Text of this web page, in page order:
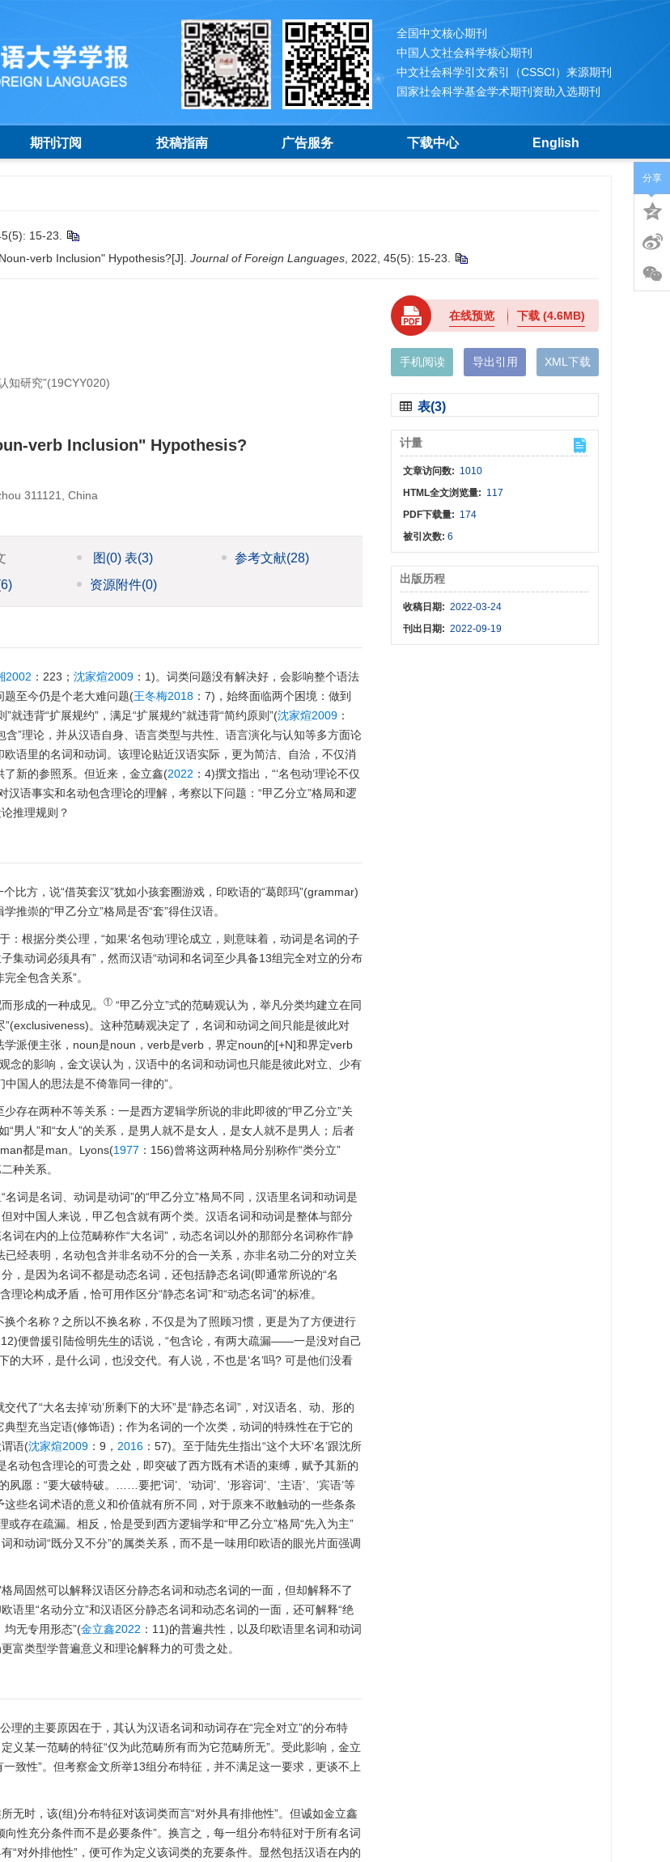
全国中文核心期刊
中国人文社会科学核心期刊
中文社会科学引文索引（CSSCI）来源期刊
国家社会科学基金学术期刊资助入选期刊
期刊订阅 投稿指南 广告服务 下载中心 English
15-23.
verb Inclusion" Hypothesis?[J]. Journal of Foreign Languages , 2022, 45(5): 15-23.
知研究”(19CYY020)
verb Inclusion" Hypothesis?
311121, China
图 (0) 表(3) 参考文献(28)
资源附件(0)
2002 ：223； 沈家煊2009 ：1)。词类问题没有解决好，会影响整个语法
题至今仍是个老大难问题(王冬梅2018 ：7)，始终面临两个困境：做到
就违背“扩展规约”，满足“扩展规约”就违背“简约原则”(沈家煊2009 ：
含”理论，并从汉语自身、语言类型与共性、语言演化与认知等多方面论
语里的名词和动词。该理论贴近汉语实际，更为简洁、自洽，不仅消
新的参照系。但近来，金立鑫(2022 ：4)撰文指出，“‘名包动’理论不仅
语事实和名动包含理论的理解，考察以下问题：“甲乙分立”格局和逻
推理规则？
个比方，说“借英套汉”犹如小孩套圈游戏，印欧语的“葛郎玛”(grammar)
崇的“甲乙分立”格局是否“套”得住汉语。
：根据分类公理，“如果‘名包动’理论成立，则意味着，动词是名词的子
集动词必须具有”，然而汉语“动词和名词至少具备13组完全对立的分布
全包含关系”。
形成的一种成见。 ① “甲乙分立”式的范畴观认为，举凡分类均建立在同
。这种范畴观决定了，名词和动词之间只能是彼此对
派便主张，noun是noun，verb是verb，界定noun的[+N]和界定verb
念的影响，金文误认为，汉语中的名词和动词也只能是彼此对立、少有
国人的思法是不倚靠同一律的”。
存在两种不等关系：一是西方逻辑学所说的非此即彼的“甲乙分立”关
男人”和“女人”的关系，是男人就不是女人，是女人就不是男人；后者
都是man。Lyons(1977 ：156)曾将这两种格局分别称作“类分立”
种关系。
词是名词、动词是动词”的“甲乙分立”格局不同，汉语里名词和动词是
对中国人来说，甲乙包含就有两个类。汉语名词和动词是整体与部分
词在内的上位范畴称作“大名词”，动态名词以外的那部分名词称作“静
已经表明，名动包含并非名动不分的合一关系，亦非名动二分的对立关
，是因为名词不都是动态名词，还包括静态名词(即通常所说的“名
论构成矛盾，恰可用作区分“静态名词”和“动态名词”的标准。
个名称？之所以不换名称，不仅是为了照顾习惯，更是为了方便进行
12)便曾援引陆俭明先生的话说，“包含论，有两大疏漏——一是没对自己
大环，是什么词，也没交代。有人说，不也是‘名’吗? 可是他们没看
了“大名去掉‘动’所剩下的大环”是“静态名词”，对汉语名、动、形的
型充当定语(修饰语)；作为名词的一个次类，动词的特殊性在于它的
语(沈家煊2009 ：9， 2016 ：57)。至于陆先生指出“这个大环‘名’跟沈所
名动包含理论的可贵之处，即突破了西方既有术语的束缚，赋予其新的
愿：“要大破特破。……要把‘词’、‘动词’、‘形容词’、‘主语’、‘宾语’等
些名词术语的意义和价值就有所不同，对于原来不敢触动的一些条条
存在疏漏。相反，恰是受到西方逻辑学和“甲乙分立”格局“先入为主”
和动词“既分又不分”的属类关系，而不是一味用印欧语的眼光片面强调
局固然可以解释汉语区分静态名词和动态名词的一面，但却解释不了
语里“名动分立”和汉语区分静态名词和动态名词的一面，还可解释“绝
无专用形态”(金立鑫2022 ：11)的普遍共性，以及印欧语里名词和动词
富类型学普遍意义和理论解释力的可贵之处。
的主要原因在于，其认为汉语名词和动词存在“完全对立”的分布特
义某一范畴的特征“仅为此范畴所有而为它范畴所无”。受此影响，金立
致性”。但考察金文所举13组分布特征，并不满足这一要求，更谈不上
无时，该(组)分布特征对该词类而言“对外具有排他性”。但诚如金立鑫
性充分条件而不是必要条件”。换言之，每一组分布特征对于所有名词
“对外排他性”，便可作为定义该词类的充要条件。显然包括汉语在内的
在线预览 下载(4.6MB)
手机阅读 导出引用 XML下载
表(3)
计量
文章访问数: 1010
HTML全文浏览量: 117
PDF下载量: 174
被引次数:6
出版历程
收稿日期: 2022-03-24
刊出日期: 2022-09-19
分享